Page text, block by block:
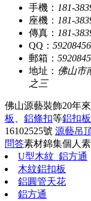
手機： 181-
座機： 181-
傳真： 181-
QQ：
郵箱：
地址： 佛山市
之三
佛山源藝裝飾20年
板 、 鋁條扣等鋁扣
16102525號 源藝吊
問答素材錦集個人
U型木紋_鋁方通
木紋鋁扣板
鋁圓管天花
鋁方通